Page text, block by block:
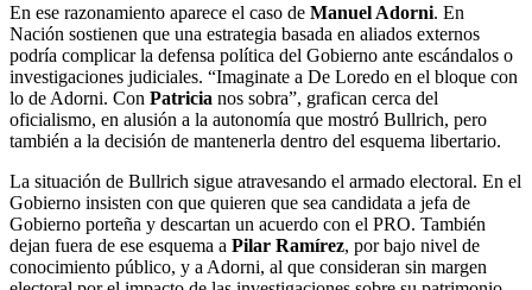
En ese razonamiento aparece el caso de Manuel Adorni. En
Nación sostienen que una estrategia basada en aliados externos
podría complicar la defensa política del Gobierno ante escándalos o
investigaciones judiciales. “Imaginate a De Loredo en el bloque con
lo de Adorni. Con Patricia nos sobra”, grafican cerca del
oficialismo, en alusión a la autonomía que mostró Bullrich, pero
también a la decisión de mantenerla dentro del esquema libertario.
La situación de Bullrich sigue atravesando el armado electoral. En el
Gobierno insisten con que quieren que sea candidata a jefa de
Gobierno porteña y descartan un acuerdo con el PRO. También
dejan fuera de ese esquema a Pilar Ramírez, por bajo nivel de
conocimiento público, y a Adorni, al que consideran sin margen